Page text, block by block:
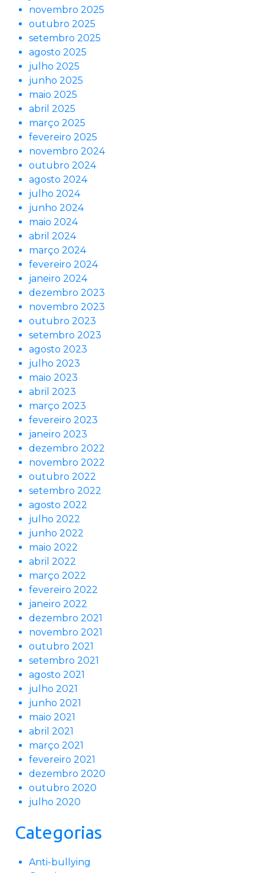
novembro 2025
outubro 2025
setembro 2025
agosto 2025
julho 2025
junho 2025
maio 2025
abril 2025
março 2025
fevereiro 2025
novembro 2024
outubro 2024
agosto 2024
julho 2024
junho 2024
maio 2024
abril 2024
março 2024
fevereiro 2024
janeiro 2024
dezembro 2023
novembro 2023
outubro 2023
setembro 2023
agosto 2023
julho 2023
maio 2023
abril 2023
março 2023
fevereiro 2023
janeiro 2023
dezembro 2022
novembro 2022
outubro 2022
setembro 2022
agosto 2022
julho 2022
junho 2022
maio 2022
abril 2022
março 2022
fevereiro 2022
janeiro 2022
dezembro 2021
novembro 2021
outubro 2021
setembro 2021
agosto 2021
julho 2021
junho 2021
maio 2021
abril 2021
março 2021
fevereiro 2021
dezembro 2020
outubro 2020
julho 2020
Categorias
Anti-bullying